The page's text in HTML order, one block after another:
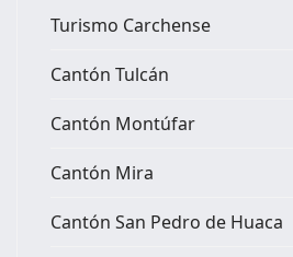
Turismo Carchense
Cantón Tulcán
Cantón Montúfar
Cantón Mira
Cantón San Pedro de Huaca